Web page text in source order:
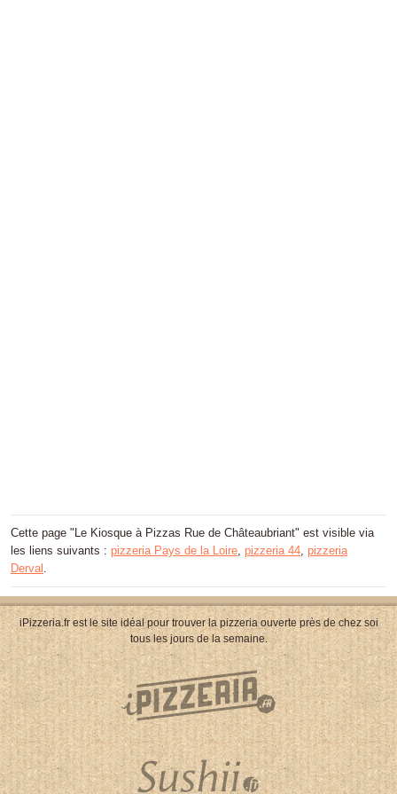
Cette page "Le Kiosque à Pizzas Rue de Châteaubriant" est visible via
les liens suivants : pizzeria Pays de la Loire pizzeria 44 pizzeria
Derval
iPizzeria.fr est le site idéal pour trouver la pizzeria ouverte près de chez soi
tous les jours de la semaine.